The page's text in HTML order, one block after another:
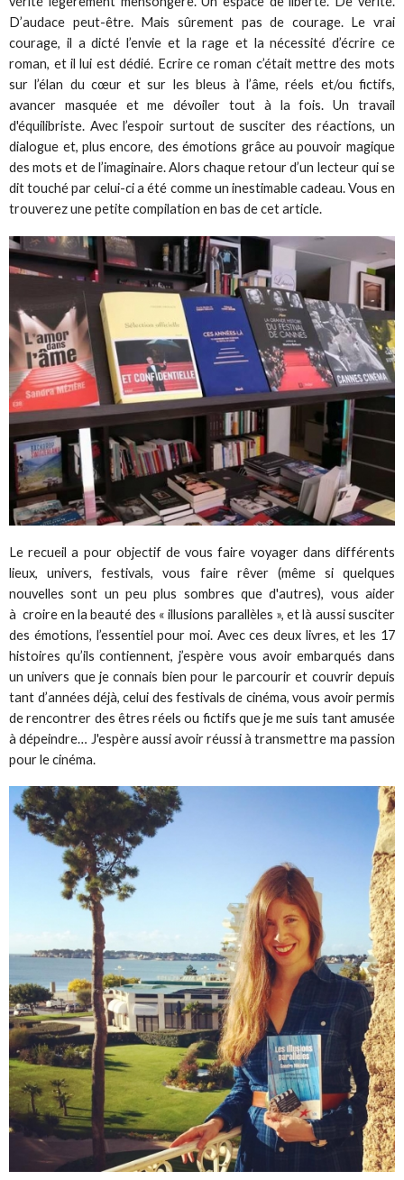
D’audace peut-être. Mais sûrement pas de courage. Le vrai
courage, il a dicté l’envie et la rage et la nécessité d’écrire ce
roman, et il lui est dédié. Ecrire ce roman c’était mettre des mots
sur l’élan du cœur et sur les bleus à l’âme, réels et/ou fictifs,
avancer masquée et me dévoiler tout à la fois. Un travail
d'équilibriste. Avec l’espoir surtout de susciter des réactions, un
dialogue et, plus encore, des émotions grâce au pouvoir magique
des mots et de l’imaginaire. Alors chaque retour d’un lecteur qui se
dit touché par celui-ci a été comme un inestimable cadeau. Vous en
trouverez une petite compilation en bas de cet article.
Le recueil a pour objectif de vous faire voyager dans différents
lieux, univers, festivals, vous faire rêver (même si quelques
nouvelles sont un peu plus sombres que d'autres), vous aider
à croire en la beauté des « illusions parallèles », et là aussi susciter
des émotions, l’essentiel pour moi. Avec ces deux livres, et les 17
histoires qu’ils contiennent, j’espère vous avoir embarqués dans
un univers que je connais bien pour le parcourir et couvrir depuis
tant d’années déjà, celui des festivals de cinéma, vous avoir permis
de rencontrer des êtres réels ou fictifs que je me suis tant amusée
à dépeindre… J'espère aussi avoir réussi à transmettre ma passion
pour le cinéma.